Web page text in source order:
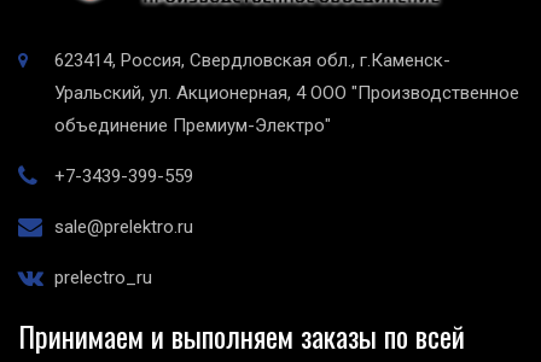
623414, Россия, Свердловская обл., г.Каменск-
Уральский, ул. Акционерная, 4 ООО "Производственное
объединение Премиум-Электро"
+7-3439-399-559
sale@prelektro.ru
prelectro_ru
Принимаем и выполняем заказы по всей